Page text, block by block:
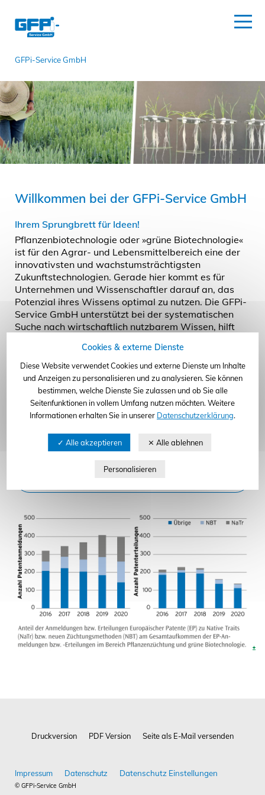
GFPi-Service GmbH
Willkommen bei der GFPi-Service GmbH
Ihrem Sprungbrett für Ideen!
Pflanzenbiotechnologie oder »grüne Biotechnologie«
ist für den Agrar- und Lebensmittelbereich eine der
innovativsten und wachstumsträchtigsten
Zukunftstechnologien. Gerade hier kommt es für
Unternehmen und Wissenschaftler darauf an, das
Potenzial ihres Wissens optimal zu nutzen. Die GFPi-
Service GmbH unterstützt bei der systematischen
Suche nach wirtschaftlich nutzbarem Wissen, hilft
Wissens und vermittelt Verwertungspartner. Zudem
unterstützt die GFPi-Service GmbH Sie bei der
administrativen Koordination von
Forschungsprojekten.
zum Seitenanfang
Impressum Datenschutz
Cookies & externe Dienste
Diese Website verwendet Cookies und externe Dienste um Inhalte
und Anzeigen zu personalisieren und zu analysieren. Sie können
bestimmen, welche Dienste Sie zulassen und ob Sie alle
Seitenfunktionen in vollem Umfang nutzen möchten. Weitere
Informationen erhalten Sie in unserer Datenschutzerklärung.
© GFPi-Service GmbH